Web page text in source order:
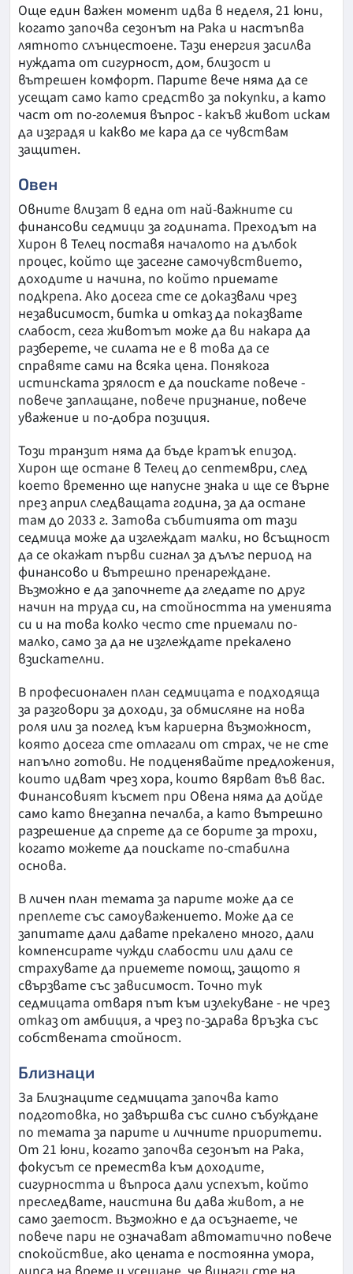
Още един важен момент идва в неделя, 21 юни,
когато започва сезонът на Рака и настъпва
лятното слънцестоене. Тази енергия засилва
нуждата от сигурност, дом, близост и
вътрешен комфорт. Парите вече няма да се
усещат само като средство за покупки, а като
част от по-големия въпрос - какъв живот искам
да изградя и какво ме кара да се чувствам
защитен.
Овен
Овните влизат в една от най-важните си
финансови седмици за годината. Преходът на
Хирон в Телец поставя началото на дълбок
процес, който ще засегне самочувствието,
доходите и начина, по който приемате
подкрепа. Ако досега сте се доказвали чрез
независимост, битка и отказ да показвате
слабост, сега животът може да ви накара да
разберете, че силата не е в това да се
справяте сами на всяка цена. Понякога
истинската зрялост е да поискате повече -
повече заплащане, повече признание, повече
уважение и по-добра позиция.
Този транзит няма да бъде кратък епизод.
Хирон ще остане в Телец до септември, след
което временно ще напусне знака и ще се върне
през април следващата година, за да остане
там до 2033 г. Затова събитията от тази
седмица може да изглеждат малки, но всъщност
да се окажат първи сигнал за дълъг период на
финансово и вътрешно пренареждане.
Възможно е да започнете да гледате по друг
начин на труда си, на стойността на уменията
си и на това колко често сте приемали по-
малко, само за да не изглеждате прекалено
взискателни.
В професионален план седмицата е подходяща
за разговори за доходи, за обмисляне на нова
роля или за поглед към кариерна възможност,
която досега сте отлагали от страх, че не сте
напълно готови. Не подценявайте предложения,
които идват чрез хора, които вярват във вас.
Финансовият късмет при Овена няма да дойде
само като внезапна печалба, а като вътрешно
разрешение да спрете да се борите за трохи,
когато можете да поискате по-стабилна
основа.
В личен план темата за парите може да се
преплете със самоуважението. Може да се
запитате дали давате прекалено много, дали
компенсирате чужди слабости или дали се
страхувате да приемете помощ, защото я
свързвате със зависимост. Точно тук
седмицата отваря път към излекуване - не чрез
отказ от амбиция, а чрез по-здрава връзка със
собствената стойност.
Близнаци
За Близнаците седмицата започва като
подготовка, но завършва със силно събуждане
по темата за парите и личните приоритети.
От 21 юни, когато започва сезонът на Рака,
фокусът се премества към доходите,
сигурността и въпроса дали успехът, който
преследвате, наистина ви дава живот, а не
само заетост. Възможно е да осъзнаете, че
повече пари не означават автоматично повече
спокойствие, ако цената е постоянна умора,